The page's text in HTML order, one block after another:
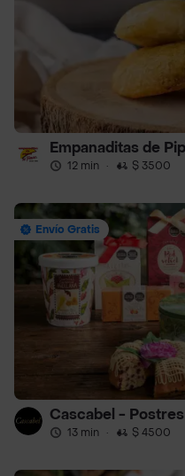
Empanaditas de
12 min · $ 3500
Envío Gratis
Cascabel - Postres
13 min · $ 4500